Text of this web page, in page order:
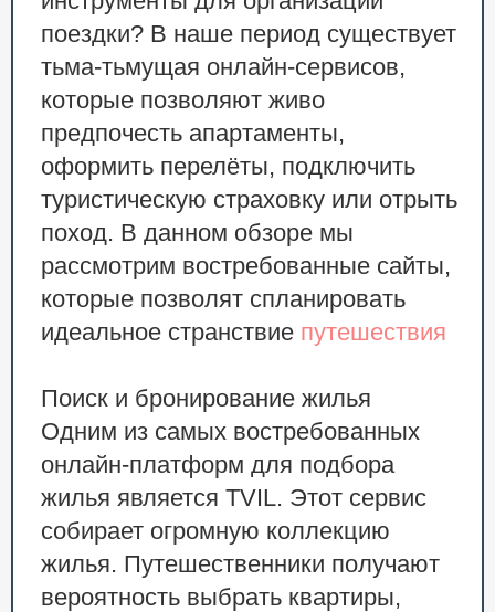
поездки? В наше период существует
тьма-тьмущая онлайн-сервисов,
которые позволяют живо
предпочесть апартаменты,
оформить перелёты, подключить
туристическую страховку или отрыть
поход. В данном обзоре мы
рассмотрим востребованные сайты,
которые позволят спланировать
идеальное странствие путешествия
Поиск и бронирование жилья
Одним из самых востребованных
онлайн-платформ для подбора
жилья является TVIL. Этот сервис
собирает огромную коллекцию
жилья. Путешественники получают
вероятность выбрать квартиры,